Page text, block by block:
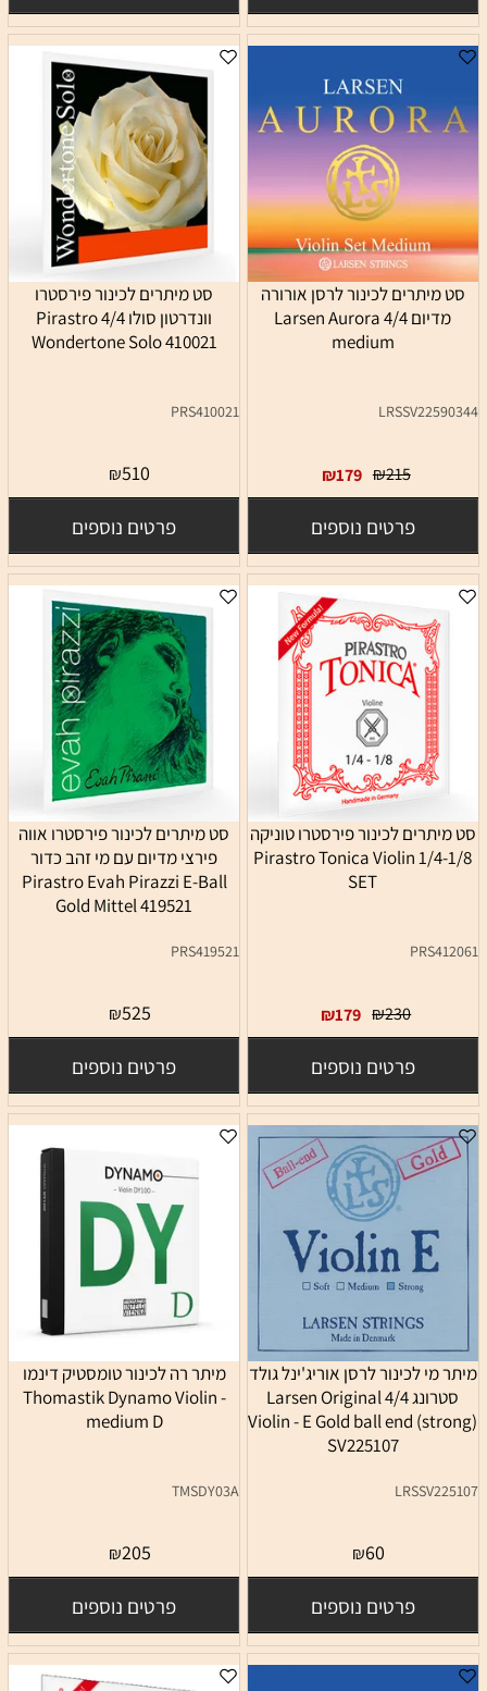
סט מיתרים לכינור לרסן אורורה
מדיום 4/4 Larsen Aurora
medium
LRSSV22590344
₪215
₪179
פרטים נוספים
סט מיתרים לכינור פירסטרו
וונדרטון סולו 4/4 Pirastro
Wondertone Solo 410021
PRS410021
₪510
פרטים נוספים
סט מיתרים לכינור פירסטרו טוניקה
1/4-1/8 Pirastro Tonica Violin
SET
PRS412061
₪230
₪179
פרטים נוספים
סט מיתרים לכינור פירסטרו אווה
פירצי מדיום עם מי זהב כדור
Pirastro Evah Pirazzi E-Ball
Gold Mittel 419521
PRS419521
₪525
פרטים נוספים
מיתר מי לכינור לרסן אוריג'ינל גולד
סטרונג 4/4 Larsen Original
Violin - E Gold ball end (strong)
SV225107
LRSSV225107
₪60
פרטים נוספים
מיתר רה לכינור טומסטיק דינמו
Thomastik Dynamo Violin -
medium D
TMSDY03A
₪205
פרטים נוספים